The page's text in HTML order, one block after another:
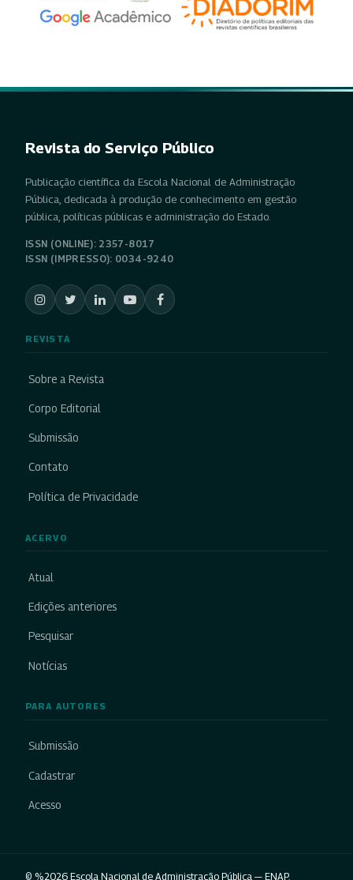
Revista do Serviço Público
Publicação científica da Escola Nacional de Administração
Pública, dedicada à produção de conhecimento em gestão
pública, políticas públicas e administração do Estado.
ISSN (ONLINE): 2357-8017
ISSN (IMPRESSO): 0034-9240
REVISTA
Sobre a Revista
Corpo Editorial
Submissão
Contato
Política de Privacidade
ACERVO
Atual
Edições anteriores
Pesquisar
Notícias
PARA AUTORES
Submissão
Cadastrar
Acesso
© %2026 Escola Nacional de Administração Pública — ENAP.